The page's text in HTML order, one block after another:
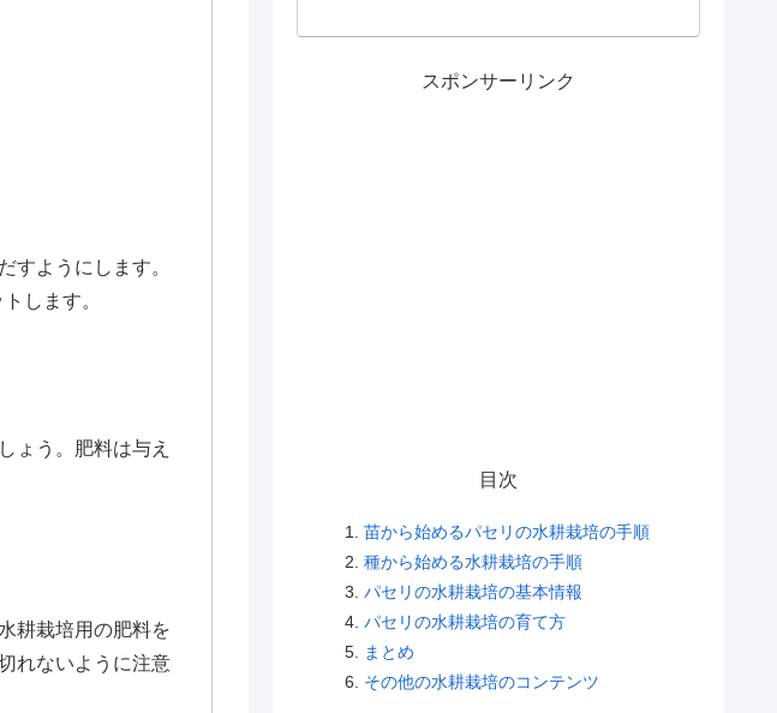
すようにします。
します。
ょう。肥料は与え
耕栽培用の肥料を
れないように注意
スポンサーリンク
目次
苗から始めるパセリの水耕栽培の手順
種から始める水耕栽培の手順
パセリの水耕栽培の基本情報
パセリの水耕栽培の育て方
まとめ
その他の水耕栽培のコンテンツ